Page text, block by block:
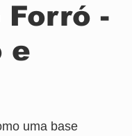
Forró -
e
uma base